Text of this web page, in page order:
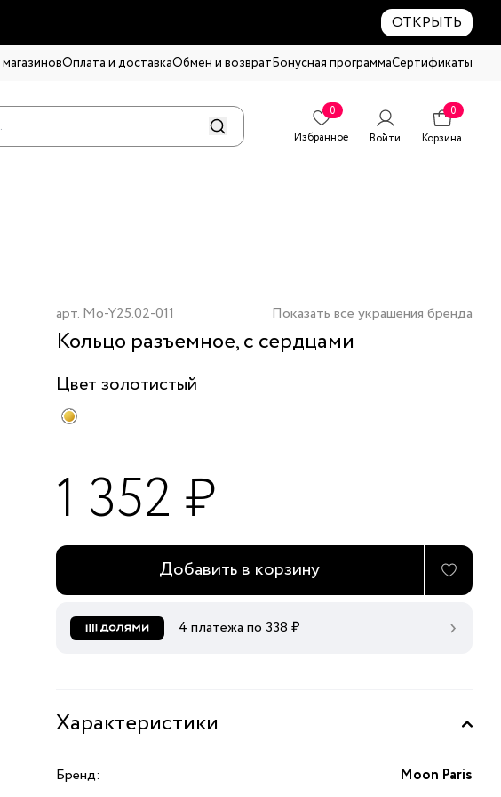
ОТКРЫТЬ
Оплата и доставкаОбмен и возвратБонусная программаСертификаты
0
Избранное
Войти
0
Корзина
арт. Mo-Y25.02-011 Показать все украшения бренда
Кольцо разъемное, с сердцами
Цвет золотистый
1 352 ₽
Добавить в корзину
4 платежа по 338 ₽
Характеристики
Бренд:
Moon Paris